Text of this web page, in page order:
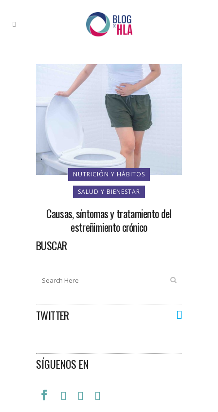
NUTRICIÓN Y HÁBITOS
SALUD Y BIENESTAR
Causas, síntomas y tratamiento del
estreñimiento crónico
BUSCAR
TWITTER
SÍGUENOS EN